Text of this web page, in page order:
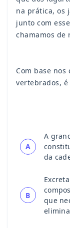
na prática, os
junto com
chamamos de
Com base
vertebrados,
A
A
da
B
que